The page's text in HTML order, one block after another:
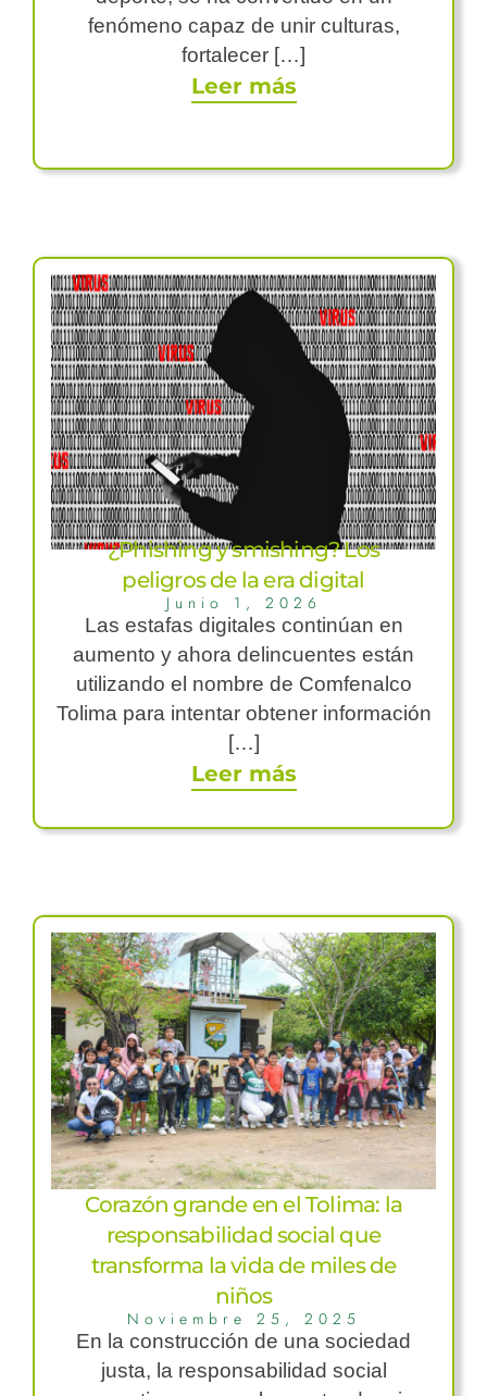
fenómeno capaz de unir culturas,
fortalecer […]
Leer más
¿Phishing y smishing? Los
peligros de la era digital
Junio 1, 2026
Las estafas digitales continúan en
aumento y ahora delincuentes están
utilizando el nombre de Comfenalco
Tolima para intentar obtener información
[…]
Leer más
Corazón grande en el Tolima: la
responsabilidad social que
transforma la vida de miles de
niños
Noviembre 25, 2025
En la construcción de una sociedad
justa, la responsabilidad social